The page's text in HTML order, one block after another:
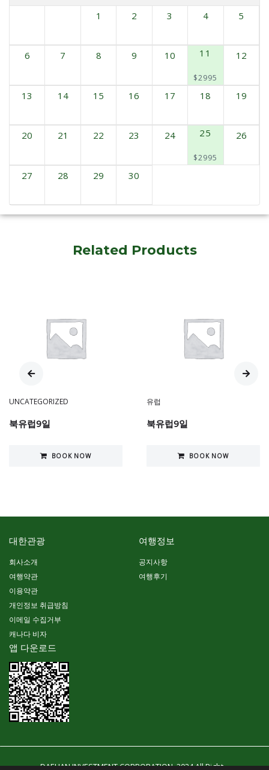
1
2 3 4 5
6 7 8 9 10 11
$2995
12
13 14 15 16 17 18 19
20 21 22 23 24 25
$2995
26
27 28 29 30
Related Products
UNCATEGORIZED
북유럽9일
BOOK NOW
유럽
북유럽9일
BOOK NOW
대한관광
회사소개
여행약관
이용약관
개인정보 취급방침
이메일 수집거부
캐나다 비자
여행정보
공지사항
여행후기
앱 다운로드
DAEHAN INVESTMENT CORPORATION. 2024 All Right